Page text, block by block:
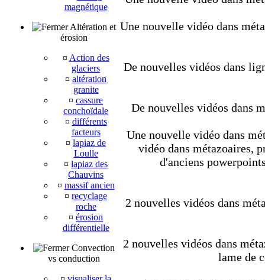
magnétique
Altération et
érosion
¤ Action des
glaciers
¤ altération
granite
¤ cassure
conchoïdale
¤ différents
facteurs
¤ lapiaz de
Loulle
¤ lapiaz des
Chauvins
¤ massif ancien
¤ recyclage
roche
¤ érosion
différentielle
Convection
vs conduction
Une nouvelle vidéo dans
De nouvelles vidéos dans
De nouvelles vidéos dans
Une nouvelle vidéo dans
vidéo dans métazoaires,
d'anciens
2 nouvelles vidéos dans
2 nouvelles vidéos dans
lame de